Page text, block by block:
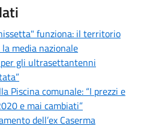
funziona: il territorio
media nazionale
per gli ultrasettantenni
Piscina comunale: “I prezzi e
e mai cambiati”
dell’ex Caserma